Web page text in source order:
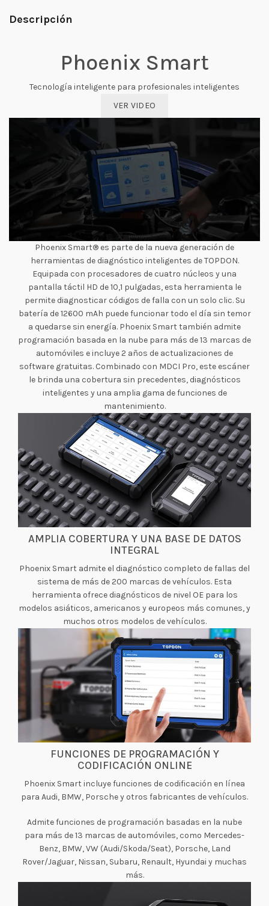
Descripción
Phoenix Smart
Tecnología inteligente para profesionales inteligentes
VER VIDEO
Phoenix Smart® es parte de la nueva generación de
herramientas de diagnóstico inteligentes de TOPDON.
Equipada con procesadores de cuatro núcleos y una
pantalla táctil HD de 10,1 pulgadas, esta herramienta le
permite diagnosticar códigos de falla con un solo clic. Su
batería de 12600 mAh puede funcionar todo el día sin temor
a quedarse sin energía. Phoenix Smart también admite
programación basada en la nube para más de 13 marcas de
automóviles e incluye 2 años de actualizaciones de
software gratuitas. Combinado con MDCI Pro, este escáner
le brinda una cobertura sin precedentes, diagnósticos
inteligentes y una amplia gama de funciones de
mantenimiento.
AMPLIA COBERTURA Y UNA BASE DE DATOS
INTEGRAL
Phoenix Smart admite el diagnóstico completo de fallas del
sistema de más de 200 marcas de vehículos. Esta
herramienta ofrece diagnósticos de nivel OE para los
modelos asiáticos, americanos y europeos más comunes, y
muchos otros modelos de vehículos.
FUNCIONES DE PROGRAMACIÓN Y
CODIFICACIÓN ONLINE
Phoenix Smart incluye funciones de codificación en línea
para Audi, BMW, Porsche y otros fabricantes de vehículos.
Admite funciones de programación basadas en la nube
para más de 13 marcas de automóviles, como Mercedes-
Benz, BMW, VW (Audi/Skoda/Seat), Porsche, Land
Rover/Jaguar, Nissan, Subaru, Renault, Hyundai y muchas
más.